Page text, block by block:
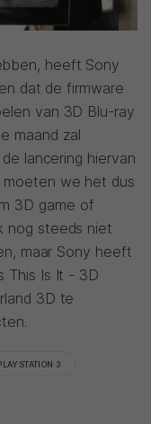
heeft Sony
dat de firmware
van 3D Blu-ray
maand zal
lancering hiervan
moeten we het dus
3D game of
nog steeds niet
maar Sony heeft
This Is It - 3D
3D te
3